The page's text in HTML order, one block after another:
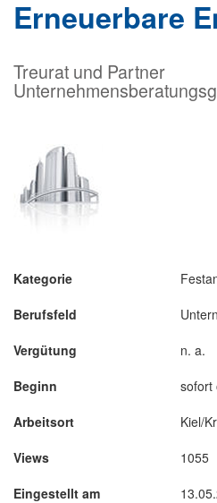
Erneuerbare
Treurat und Partner
Kategorie
Berufsfeld
Vergütung
Beginn
Arbeitsort
Views
Eingestellt am
n. a.
sofort
Kiel/
1055